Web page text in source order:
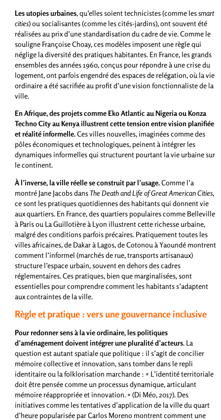
Les utopies urbaines, qu’elles soient technicistes (comme les smart
cities) ou socialisantes (comme les cités-jardins), ont souvent été
réalisées au prix d’une standardisation du cadre de vie. Comme le
souligne Françoise Choay, ces modèles imposent une règle qui
néglige la diversité des pratiques habitantes. En France, les grands
ensembles des années 1960, conçus pour répondre à une crise du
logement, ont parfois engendré des espaces de relégation, où la vie
ordinaire a été sacrifiée au profit d’une vision fonctionnaliste de la
ville.
En Afrique, des projets comme Eko Atlantic au Nigeria ou Konza
Techno City au Kenya illustrent cette tension entre vision planifiée
et réalité informelle.Ces villes nouvelles, imaginées comme des
pôles économiques et technologiques, peinent à intégrer les
dynamiques informelles qui structurent pourtant la vie urbaine sur
le continent.
À l’inverse, la ville réelle se construit par l’usage.Comme l’a
montré Jane Jacobs dansThe Death and Life of Great American Cities,
ce sont les pratiques quotidiennes des habitants qui donnent vie
aux quartiers. En France, des quartiers populaires comme Belleville
à Paris ou La Guillotière à Lyon illustrent cette richesse urbaine,
malgré des conditions parfois précaires. Pratiquement toutes les
villes africaines, de Dakar à Lagos, de Cotonou à Yaoundé montrent
comment l’informel (marchés de rue, transports artisanaux)
structure l’espace urbain, souvent en dehors des cadres
réglementaires. Ces pratiques, bien que marginalisées, sont
essentielles pour comprendre comment les habitants s’adaptent
aux contraintes de la ville.
Règle et pratique : vers une gouvernance inclusive
Pour redonner sens à la vie ordinaire, les politiques
d’aménagement doivent intégrer une pluralité d’acteurs. La
question est autant spatiale que politique : il s’agit de concilier
mémoire collective et innovation, sans tomber dans le repli
identitaire ou la folklorisation marchande : « L’identité territoriale
doit être pensée comme un processus dynamique, articulant
mémoire réappropriée et innovation. » (Di Méo, 2017). Des
initiatives comme les tentatives d’application de la ville du quart
d’heure popularisée par Carlos Moreno montrent comment une